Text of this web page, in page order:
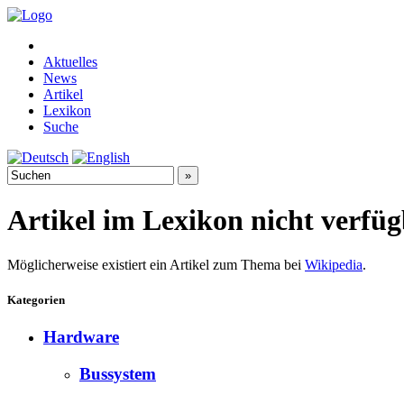
Aktuelles
News
Artikel
Lexikon
Suche
Artikel im Lexikon nicht
Möglicherweise existiert ein Artikel zum Thema bei Wikipedia.
Kategorien
Hardware
Bussystem